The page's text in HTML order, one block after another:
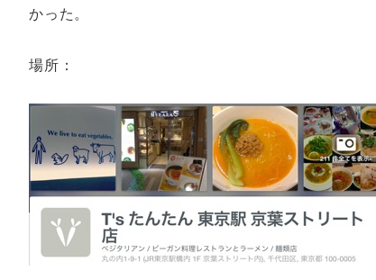
かった。
場所：